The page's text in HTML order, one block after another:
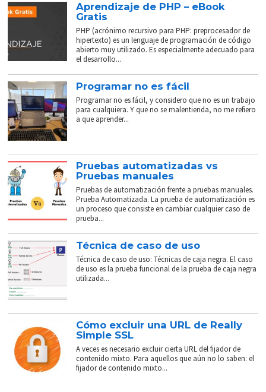
Aprendizaje de PHP – eBook
Gratis
PHP (acrónimo recursivo para PHP: preprocesador de
hipertexto) es un lenguaje de programación de código
abierto muy utilizado. Es especialmente adecuado para
el desarrollo...
Programar no es fácil
Programar no es fácil, y considero que no es un trabajo
para cualquiera. Y que no se malentienda, no me refiero
a que aprender...
Pruebas automatizadas vs
Pruebas manuales
Pruebas de automatización frente a pruebas manuales.
Prueba Automatizada. La prueba de automatización es
un proceso que consiste en cambiar cualquier caso de
prueba...
Técnica de caso de uso
Técnica de caso de uso: Técnicas de caja negra. El caso
de uso es la prueba funcional de la prueba de caja negra
utilizada...
Cómo excluir una URL de Really
Simple SSL
A veces es necesario excluir cierta URL del fijador de
contenido mixto. Para aquellos que aún no lo saben: el
fijador de contenido mixto...